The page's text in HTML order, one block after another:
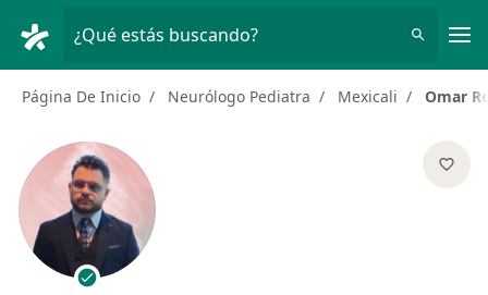
¿Qué estás buscando?
Página De Inicio Neurólogo Pediatra Mexicali Omar